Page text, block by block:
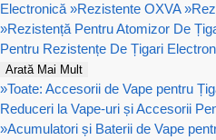
Electronică »Rezistente OXVA »
»Rezistență Pentru Atomizor De
Pentru Rezistențe De Țigari
Arată Mai Mult
»Toate: Accesorii de Vape pentru
Reduceri la Vape-uri și Accesorii
»Acumulatori și Baterii de Vape